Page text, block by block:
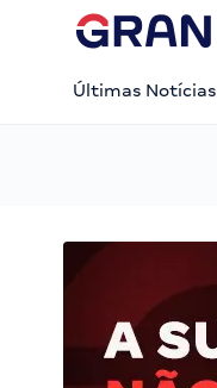
Últimas Notícias